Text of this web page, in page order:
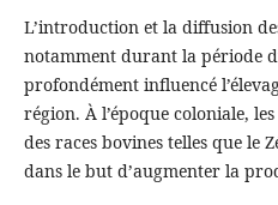
L’introduction et la diffusion
notamment durant la période
profondément influencé
région. À l’époque coloniale,
des races bovines telles que le
dans le but d’augmenter la